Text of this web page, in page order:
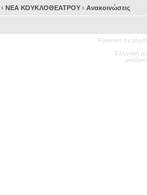
‹ ΝΕΑ ΚΟΥΚΛΟΘΕΑΤΡΟΥ ‹ Ανακοινώσεις
Powered by
Ελληνική
pro